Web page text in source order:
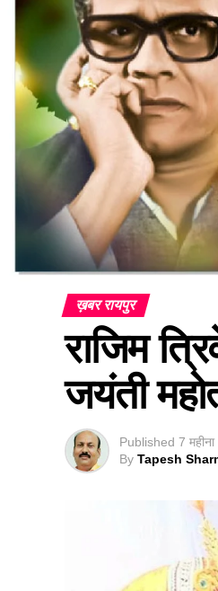
ख़बर रायपुर
राजिम
जयंती
Published 7
By Tapesh